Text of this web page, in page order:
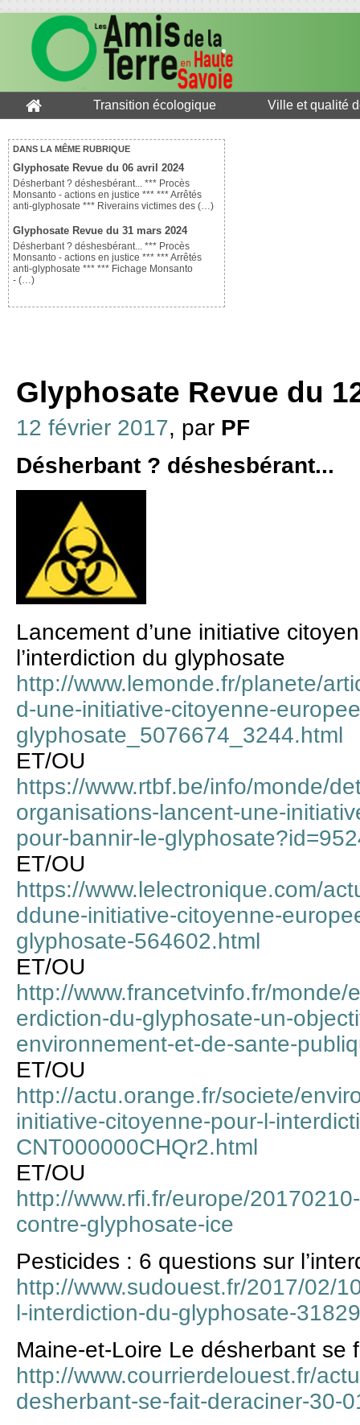
Transition écologique Ville et qualité
DANS LA MÊME RUBRIQUE
Glyphosate Revue du 06 avril 2024
Désherbant ? déshesbérant... *** Procès
Monsanto - actions en justice *** *** Arrêtés
anti-glyphosate *** Riverains victimes des (…)
Glyphosate Revue du 31 mars 2024
Désherbant ? déshesbérant... *** Procès
Monsanto - actions en justice *** *** Arrêtés
anti-glyphosate *** *** Fichage Monsanto
- (…)
Glyphosate Revue du
12 février 2017, par PF
Désherbant ? déshesbérant...
Lancement d’une initiative
l’interdiction du glyphosate
http://www.lemonde.fr/planete/
d-une-initiative-citoyenne-
glyphosate_5076674_3244.html
ET/OU
https://www.rtbf.be/info/monde/
organisations-lancent-une-
pour-bannir-le-
ET/OU
https://www.lelectronique.com/
ddune-initiative-citoyenne-
glyphosate-564602.html
ET/OU
http://www.francetvinfo.fr/
erdiction-du-glyphosate-un-
environnement-et-de-sante-
ET/OU
http://actu.orange.fr/societe/
initiative-citoyenne-pour-l-
CNT000000CHQr2.html
ET/OU
http://www.rfi.fr/europe/
contre-glyphosate-ice
Pesticides : 6 questions sur
http://www.sudouest.fr/2017/02/
l-interdiction-du-glyphosate-
Maine-et-Loire Le désherbant se
http://www.courrierdelouest.fr/
desherbant-se-fait-deraciner-30-